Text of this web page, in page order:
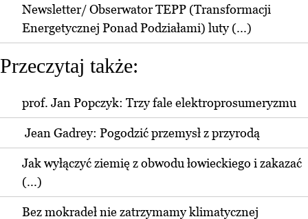
Newsletter/ Obserwator TEPP (Transformacji
Energetycznej Ponad Podziałami) luty (...)
Przeczytaj także:
prof. Jan Popczyk: Trzy fale elektroprosumeryzmu
Jean Gadrey: Pogodzić przemysł z przyrodą
Jak wyłączyć ziemię z obwodu łowieckiego i zakazać
(...)
Bez mokradeł nie zatrzymamy klimatycznej